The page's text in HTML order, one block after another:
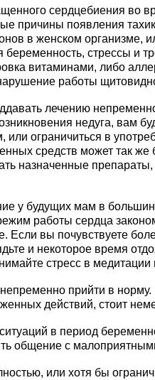
сердцебиения во
причины появления
в женском организме,
стрессы и
витаминами, либо
работы
лечению
недуга, вам
или ограничиться в
средств может так же
назначенные
у будущих мам в
работы сердца
Если вы почувствуете
и некоторое время
стресс в медитации
прийти в
действий, стоит
в период
общение с
или хотя бы